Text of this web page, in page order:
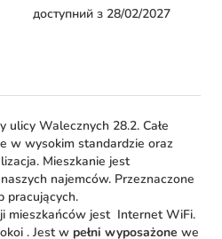
доступний з 28/02/2027
ulicy Walecznych 28.2. Całe
w wysokim standardzie oraz
Mieszkanie jest
najemców. Przeznaczone
pracujących.
mieszkańców jest Internet WiFi.
. Jest w pełni wyposażone we